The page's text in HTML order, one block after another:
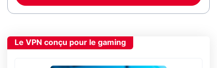
Le VPN conçu pour le gaming